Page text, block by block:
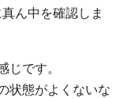
ん中を確認しま
です。
状態がよくないな